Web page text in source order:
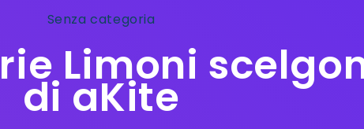
Senza categoria
Limoni
di aKite